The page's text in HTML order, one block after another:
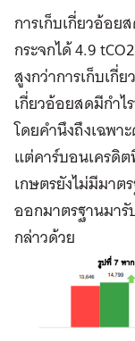
การเก็บเกี่ยวอ้อย
กระจกได้ 4.9
สูงกว่าการเก็บเกี่
เกี่ยวอ้อยสดมีกำไ
โดยคำนึงถึงเฉพา
แต่คาร์บอนเครดิ
เกษตรยังไม่มีมาต
ออกมาตรฐานมารั
กล่าวด้วย